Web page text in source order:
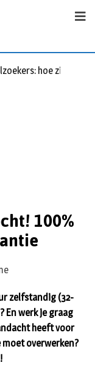
hoe zit dat?
100%
zelfstandig (32-
En werk je graag
heeft voor
overwerken?